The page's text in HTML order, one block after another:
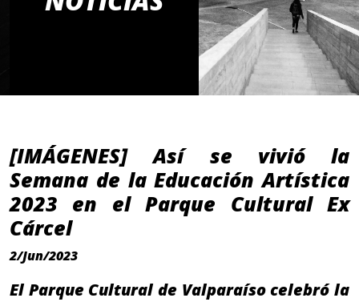
[IMÁGENES] Así se vivió la
Semana de la Educación Artística
2023 en el Parque Cultural Ex
Cárcel
2/Jun/2023
El Parque Cultural de Valparaíso celebró la